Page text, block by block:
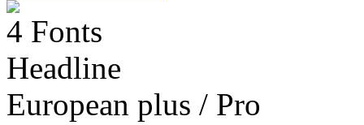
4 Fonts
Headline
European plus / Pro